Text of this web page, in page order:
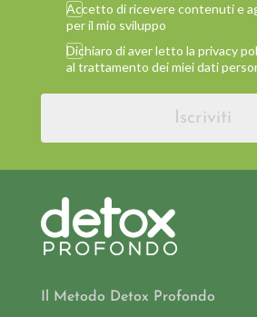
Accetto di ricevere contenuti e
per il mio sviluppo
Dichiaro di aver letto la privacy
al trattamento dei miei dati
Iscriviti
Il Metodo Detox Profondo